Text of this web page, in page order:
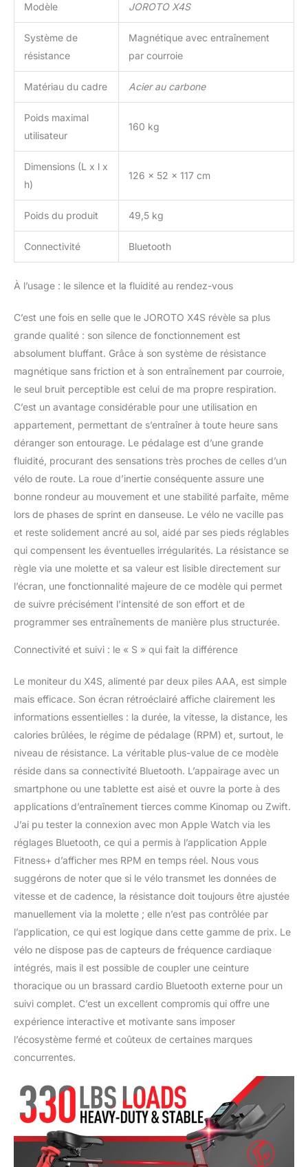
complètes telles que le
vitesse, la cadence, la
charge (niveaux de
résistance lisibles de 1 %
à 100 %), les calories et
le BPM (lorsqu'il est
de fréquence cardiaque).
durée de votre trajet.
mécanisme excellent】-
① Les doubles volants
d'inertie solides uniques
combinés au système
d'entraînement par
une conduite en
silencieuse et sans
entretien ! ② Excellente
freinage d'urgence, 6
blocs magnétiques plus
puissants offrent une
résistance magnétique
suffisante, une plaquette
supplémentaire vous
permet de rendre un
freinage d'urgence plus
sûr lorsque vous faites
de l'exercice. 【Achetez
JOROTO en Toute
Confiance】 - Ce vélo
d'intérieur X4S pèse 49,4
kg, ce qui est beaucoup
marques. Pour tous les
vélos JOROTO, la mesure
et la capacité sont les
numéro mendacieux.
dans la livraison. Le vélo
dispose de pièces de
an. Réponse de l'équipe
de service client dans les
24 heures ! Solution 100
% satisfaisante en cas
de problème! 【30
JOURS ABONNEMENT
KINOMAP PROLONGÉ
】- Joroto a développé
une coopération
Kinomap - l'une des
meilleures applications
d'entraînement sur le
marché ! Joroto propose
Kinomap prolongé de 30
jours pour les
entraîneurs Joroto, avec
la période d'essai de 14
jours, vous pourrez
utiliser toutes les
fonctions et rejoindre
tous les cours de
Contactez Joroto après
l'achat pour obtenir le
code d'activation
Kinomap !
Modèle JOROTO X4S
Système de
résistance
Magnétique avec entraînement
par courroie
Matériau du cadre Acier au carbone
Poids maximal
utilisateur
160 kg
Dimensions (L x l x
h)
126 x 52 x 117 cm
Poids du produit 49,5 kg
Connectivité Bluetooth
À l’usage : le silence et la fluidité au rendez-vous
C’est une fois en selle que le JOROTO X4S révèle sa plus
grande qualité : son silence de fonctionnement est
absolument bluffant. Grâce à son système de résistance
magnétique sans friction et à son entraînement par courroie,
le seul bruit perceptible est celui de ma propre respiration.
C’est un avantage considérable pour une utilisation en
appartement, permettant de s’entraîner à toute heure sans
déranger son entourage. Le pédalage est d’une grande
fluidité, procurant des sensations très proches de celles d’un
vélo de route. La roue d’inertie conséquente assure une
bonne rondeur au mouvement et une stabilité parfaite, même
lors de phases de sprint en danseuse. Le vélo ne vacille pas
et reste solidement ancré au sol, aidé par ses pieds réglables
qui compensent les éventuelles irrégularités. La résistance se
règle via une molette et sa valeur est lisible directement sur
l’écran, une fonctionnalité majeure de ce modèle qui permet
de suivre précisément l’intensité de son effort et de
programmer ses entraînements de manière plus structurée.
Connectivité et suivi : le « S » qui fait la différence
Le moniteur du X4S, alimenté par deux piles AAA, est simple
mais efficace. Son écran rétroéclairé affiche clairement les
informations essentielles : la durée, la vitesse, la distance, les
calories brûlées, le régime de pédalage (RPM) et, surtout, le
niveau de résistance. La véritable plus-value de ce modèle
réside dans sa connectivité Bluetooth. L’appairage avec un
smartphone ou une tablette est aisé et ouvre la porte à des
applications d’entraînement tierces comme Kinomap ou Zwift.
J’ai pu tester la connexion avec mon Apple Watch via les
réglages Bluetooth, ce qui a permis à l’application Apple
Fitness+ d’afficher mes RPM en temps réel. Nous vous
suggérons de noter que si le vélo transmet les données de
vitesse et de cadence, la résistance doit toujours être ajustée
manuellement via la molette ; elle n’est pas contrôlée par
l’application, ce qui est logique dans cette gamme de prix. Le
vélo ne dispose pas de capteurs de fréquence cardiaque
intégrés, mais il est possible de coupler une ceinture
thoracique ou un brassard cardio Bluetooth externe pour un
suivi complet. C’est un excellent compromis qui offre une
expérience interactive et motivante sans imposer
l’écosystème fermé et coûteux de certaines marques
concurrentes.